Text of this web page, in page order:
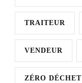
TRAITEUR
VENDEUR
ZÉRO DÉCHET